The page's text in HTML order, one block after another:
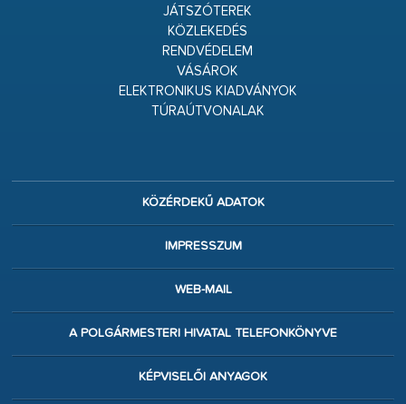
JÁTSZÓTEREK
KÖZLEKEDÉS
RENDVÉDELEM
VÁSÁROK
ELEKTRONIKUS KIADVÁNYOK
TÚRAÚTVONALAK
KÖZÉRDEKŰ ADATOK
IMPRESSZUM
WEB-MAIL
A POLGÁRMESTERI HIVATAL TELEFONKÖNYVE
KÉPVISELŐI ANYAGOK